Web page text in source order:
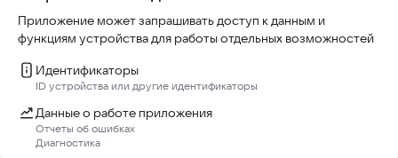
Приложение может запрашивать доступ к данным и
функциям устройства для работы отдельных возможностей
Идентификаторы
ID устройства или другие идентификаторы
Данные о работе приложения
Отчеты об ошибках
Диагностика